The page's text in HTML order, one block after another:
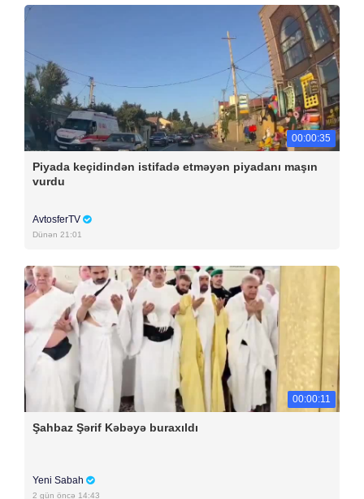
00:00:35
Piyada keçidindən istifadə etməyən piyadanı maşın
vurdu
AvtosferTV
Dünən 21:01
00:00:11
Şahbaz Şərif Kəbəyə buraxıldı
Yeni Sabah
2 gün öncə 14:43